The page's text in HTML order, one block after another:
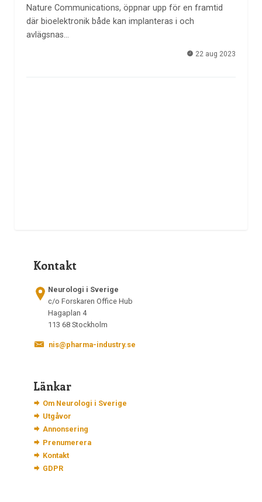
Nature Communications, öppnar upp för en framtid
där bioelektronik både kan implanteras i och
avlägsnas…
22 aug 2023
Kontakt
Neurologi i Sverige
c/o Forskaren Office Hub
Hagaplan 4
113 68 Stockholm
nis@pharma-industry.se
Länkar
Om Neurologi i Sverige
Utgåvor
Annonsering
Prenumerera
Kontakt
GDPR